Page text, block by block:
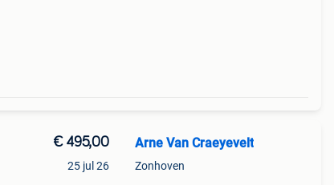
€ 495,00
25 jul 26
Arne Van Craeyevelt
Zonhoven